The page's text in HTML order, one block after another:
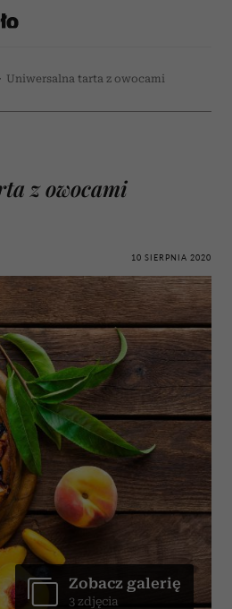
Uniwersalna tarta z owocami
z owocami
10 SIERPNIA 2020
Zobacz galerię
3 zdjęcia